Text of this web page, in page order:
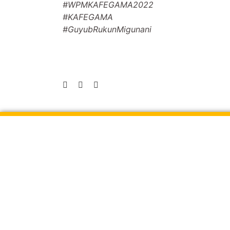
#WPMKAFEGAMA2022
#KAFEGAMA
#GuyubRukunMigunani